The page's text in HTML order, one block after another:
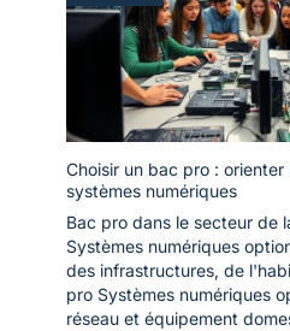
Choisir un bac pro : orienter
systèmes numériques
Bac pro dans le secteur de
Systèmes numériques
des infrastructures, de
pro Systèmes numériques
réseau et équipement